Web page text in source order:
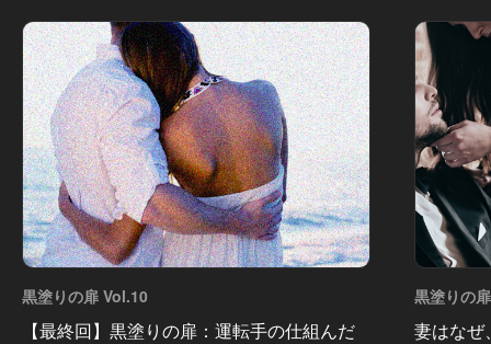
黒塗りの扉 Vol.10
【最終回】黒塗りの扉：運転手の仕組んだ
黒塗りの
妻はなぜ